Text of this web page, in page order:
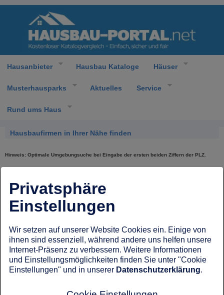
Hausanbieter Hausbau Kataloge Häuser
Musterhausparks Aktuelles Service
Rund ums Haus
Hausbaufirmen in Ihrer Nähe finden
Hinweis: Optimale Umgebungsuche bei Eingabe der ersten beiden Ziffern der PLZ.
Keine Adressen gefunden.
Privatsphäre
Einstellungen
Wir setzen auf unserer Website Cookies ein. Einige von
ihnen sind essenziell, während andere uns helfen unsere
Internet-Präsenz zu verbessern. Weitere Informationen
und Einstellungsmöglichkeiten finden Sie unter "Cookie
Einstellungen" und in unserer Datenschutzerklärung.